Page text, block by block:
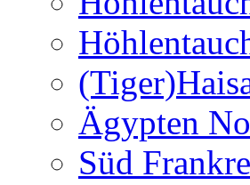
Ägypten
Süd